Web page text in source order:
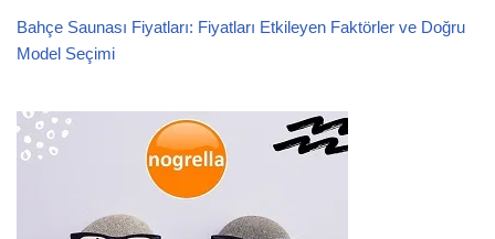
Bahçe Saunası Fiyatları: Fiyatları Etkileyen Faktörler ve Doğru
Model Seçimi